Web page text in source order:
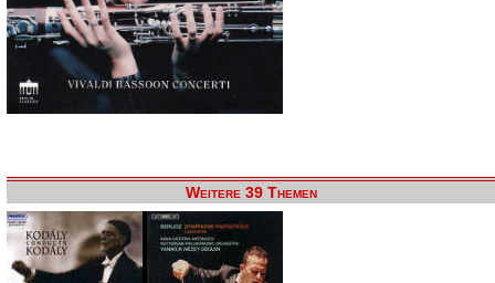
Weitere 39 Themen